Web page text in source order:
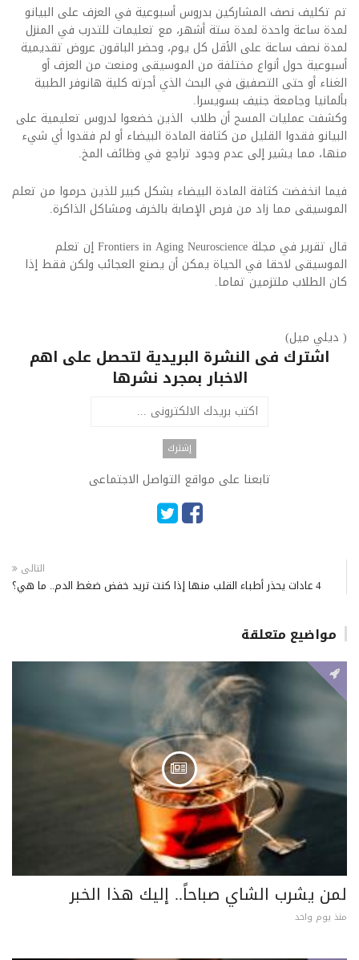
تم تكليف نصف المشاركين بدروس أسبوعية في العزف على البيانو
لمدة ساعة واحدة لمدة ستة أشهر، مع تعليمات للتدرب في المنزل
لمدة نصف ساعة على الأقل كل يوم، وحضر الباقون عروض تقديمية
أسبوعية حول أنواع مختلفة من الموسيقى ومنعت من العزف أو
الغناء أو حتى التصفيق في البحث الذي أجرته كلية هانوفر الطبية
بألمانيا وجامعة جنيف بسويسرا.
وكشفت عمليات المسح أن طلاب الذين خضعوا لدروس تعليمية على
البيانو فقدوا القليل من كثافة المادة البيضاء أو لم فقدوا أي شيء
منها، مما يشير إلى عدم وجود تراجع في وظائف المخ.
فيما انخفضت كثافة المادة البيضاء بشكل كبير للذين حرموا من تعلم
الموسيقى مما زاد من فرص الإصابة بالخرف ومشاكل الذاكرة.
قال تقرير في مجلة Frontiers in Aging Neuroscience إن تعلم
الموسيقى لاحقا في الحياة يمكن أن يصنع العجائب ولكن فقط إذا
كان الطلاب ملتزمين تماما.
( ديلي ميل)
اشترك فى النشرة البريدية لتحصل على اهم
الاخبار بمجرد نشرها
تابعنا على مواقع التواصل الاجتماعى
التالى
4 عادات يحذر أطباء القلب منها إذا كنت تريد خفض ضغط الدم.. ما هي؟
مواضيع متعلقة
لمن يشرب الشاي صباحاً.. إليك هذا الخبر
منذ يوم واحد